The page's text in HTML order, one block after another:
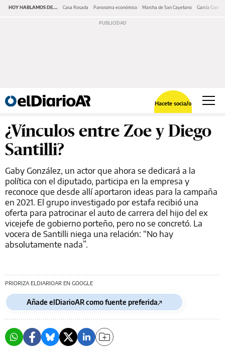
HOY HABLAMOS DE... Casa Rosada Panorama económico Marcha de San Cayetano García Cuerva
Hacete socia/o
¿Vínculos entre Zoe y Diego
Santilli?
Gaby González, un actor que ahora se dedicará a la
política con el diputado, participa en la empresa y
reconoce que desde allí aportaron ideas para la campaña
en 2021. El grupo investigado por estafa recibió una
oferta para patrocinar el auto de carrera del hijo del ex
vicejefe de gobierno porteño, pero no se concretó. La
vocera de Santilli niega una relación: “No hay
absolutamente nada”.
PRIORIZA ELDIARIOAR EN GOOGLE
Añade elDiarioAR como fuente preferida